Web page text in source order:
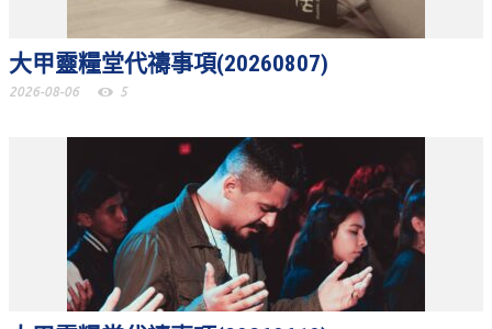
聚會剪影_2015年
教會節慶_2026年
教會節慶_2025年
教會節慶_2024年
大甲靈糧堂代禱事項(20260807)
2026-08-06 5